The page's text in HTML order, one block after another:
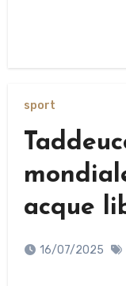
sport
acque
16/07/2025